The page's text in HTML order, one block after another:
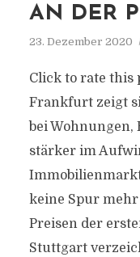
AN DER
23. Dezember 2020
Click to rate this
Frankfurt zeigt
bei Wohnungen,
stärker im
keine Spur
Preisen der
Stuttgart